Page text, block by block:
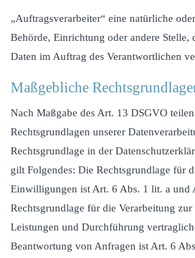
„Auftragsverarbeiter“ eine natürliche
Behörde, Einrichtung oder andere Stelle,
Daten im Auftrag des Verantwortlichen
Maßgebliche
Nach Maßgabe des Art. 13 DSGVO
Rechtsgrundlagen unserer
Rechtsgrundlage in der
gilt Folgendes: Die Rechtsgrundlage für
Einwilligungen ist Art. 6 Abs. 1 lit. a und
Rechtsgrundlage für die Verarbeitung
Leistungen und Durchführung
Beantwortung von Anfragen ist Art. 6